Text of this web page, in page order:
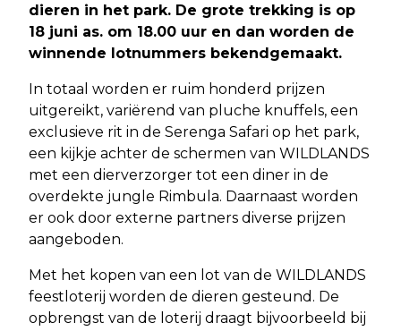
dieren in het park. De grote trekking is op
18 juni as. om 18.00 uur en dan worden de
winnende lotnummers bekendgemaakt.
In totaal worden er ruim honderd prijzen
uitgereikt, variërend van pluche knuffels, een
exclusieve rit in de Serenga Safari op het park,
een kijkje achter de schermen van WILDLANDS
met een dierverzorger tot een diner in de
overdekte jungle Rimbula. Daarnaast worden
er ook door externe partners diverse prijzen
aangeboden.
Met het kopen van een lot van de WILDLANDS
feestloterij worden de dieren gesteund. De
opbrengst van de loterij draagt bijvoorbeeld bij